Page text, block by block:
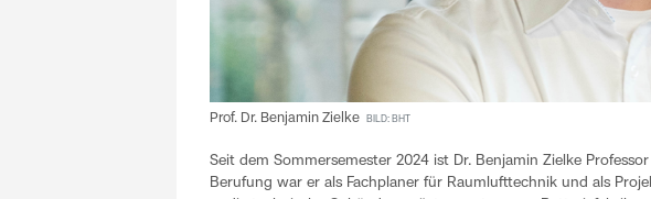
Prof. Dr. Benjamin Zielke BILD: BHT
Seit dem Sommersemester 2024 ist Dr. Benjamin Zielke
Berufung war er als Fachplaner für Raumlufttechnik und als